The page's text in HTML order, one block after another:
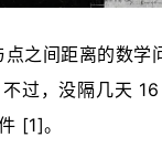
之间距离的数
过，没隔几天
[1]。